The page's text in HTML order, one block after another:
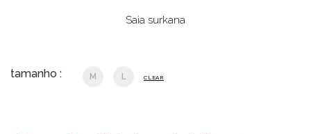
Saia surkana
tamanho : M L CLEAR